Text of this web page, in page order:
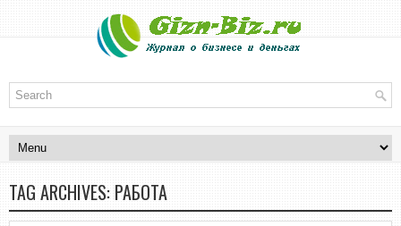
TAG ARCHIVES: РАБОТА